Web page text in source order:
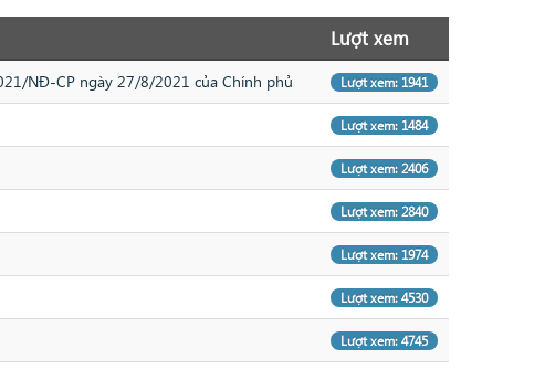
Lượt xem
NĐ-CP ngày 27/8/2021 của Chính phủ Lượt xem: 1941
Lượt xem: 1484
Lượt xem: 2406
Lượt xem: 2840
Lượt xem: 1974
Lượt xem: 4530
Lượt xem: 4745